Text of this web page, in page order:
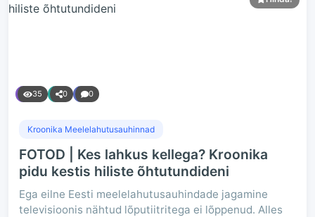
35 0 0
Kroonika Meelelahutusauhinnad
FOTOD | Kes lahkus kellega? Kroonika
pidu kestis hiliste õhtutundideni
Ega eilne Eesti meelelahutusauhindade jagamine
televisioonis nähtud lõputiitritega ei lõppenud. Alles